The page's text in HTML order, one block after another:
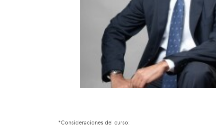
*Consideraciones del curso: